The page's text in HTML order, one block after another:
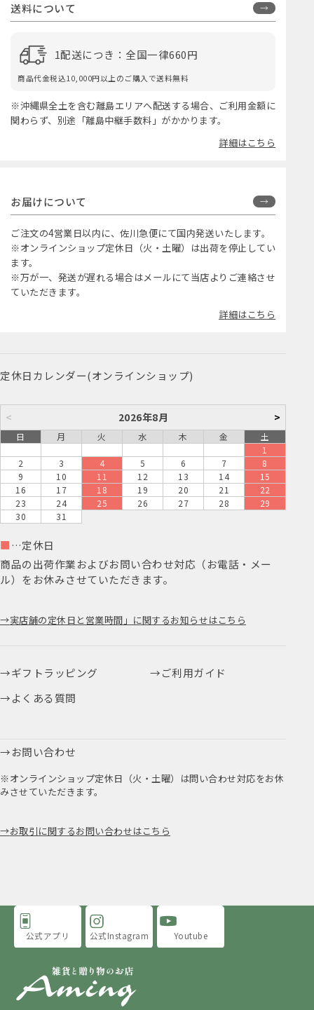
送料について
1配送につき：全国一律660円
商品代金税込10,000円以上のご購入で送料無料
※沖縄県全土を含む離島エリアへ配送する場合、ご利用金額に
関わらず、別途「離島中継手数料」がかかります。
詳細はこちら
お届けについて
ご注文の4営業日以内に、佐川急便にて国内発送いたします。
※オンラインショップ定休日（火・土曜）は出荷を停止してい
ます。
※万が一、発送が遅れる場合はメールにて当店よりご連絡させ
ていただきます。
詳細はこちら
定休日カレンダー(オンラインショップ)
< 2026年8月 >
日 月 火 水 木 金
土
1
2
3 4 5 6 7
8
9
10 11 12 13 14
15
16
17 18 19 20 21
22
23
24 25 26 27 28
29
30
31
■ …定休日
商品の出荷作業およびお問い合わせ対応（お電話・メー
ル）をお休みさせていただきます。
実店舗の定休日と営業時間」に関するお知らせはこちら
ギフトラッピング
ご利用ガイド
よくある質問
お問い合わせ
※オンラインショップ定休日（火・土曜）は問い合わせ対応をお休
みさせていただきます。
お取引に関するお問い合わせはこちら
公式アプリ 公式Instagram Youtube